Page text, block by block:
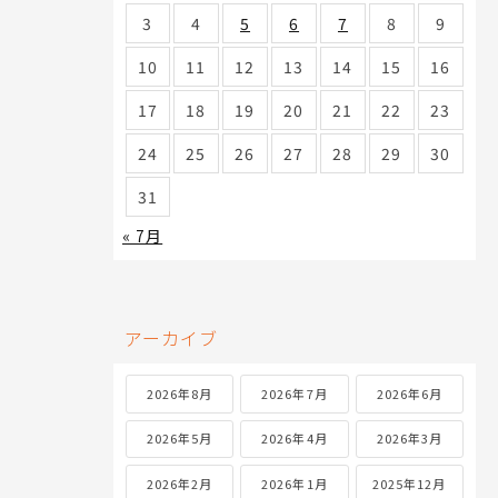
3
4 5 6 7 8
9
10
11 12 13 14 15
16
17
18 19 20 21 22
23
24
25 26 27 28 29
30
31
« 7月
アーカイブ
2026年8月 2026年7月 2026年6月
2026年5月 2026年4月 2026年3月
2026年2月 2026年1月 2025年12月